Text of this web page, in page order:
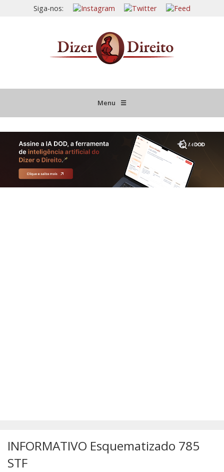
Siga-nos:
Menu ☰
JURISPRUDÊNCIA COMENTADA
INFORMATIVOS COMENTADOS
INFORMATIVO Esquematizado 785
STF